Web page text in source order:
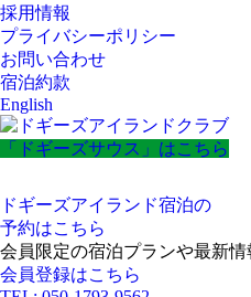
採用情報
プライバシーポリシー
お問い合わせ
宿泊約款
English
「ドギーズサウス」はこちら
ドギーズアイランド宿泊の
予約はこちら
会員限定の宿泊プランや最新
会員登録はこちら